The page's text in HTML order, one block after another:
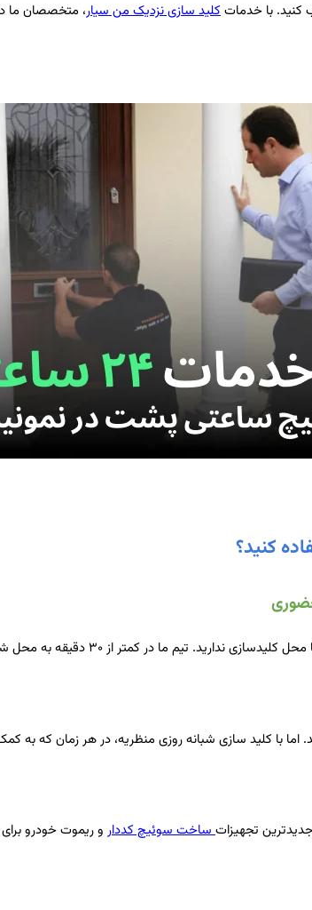
کنید. با خدماتکلید سازی نزدیک من سیار، متخصصان ما
کنید؟
کمتر از ۳۰ دقیقه به محل شما می‌آید و مشکل را حل می‌کند.
با کلید سازی شبانه‌ روزی منظریه، در هر زمان که به کمک
تجهیزاتساخت سوئیچ کددار و ریموت خودرو